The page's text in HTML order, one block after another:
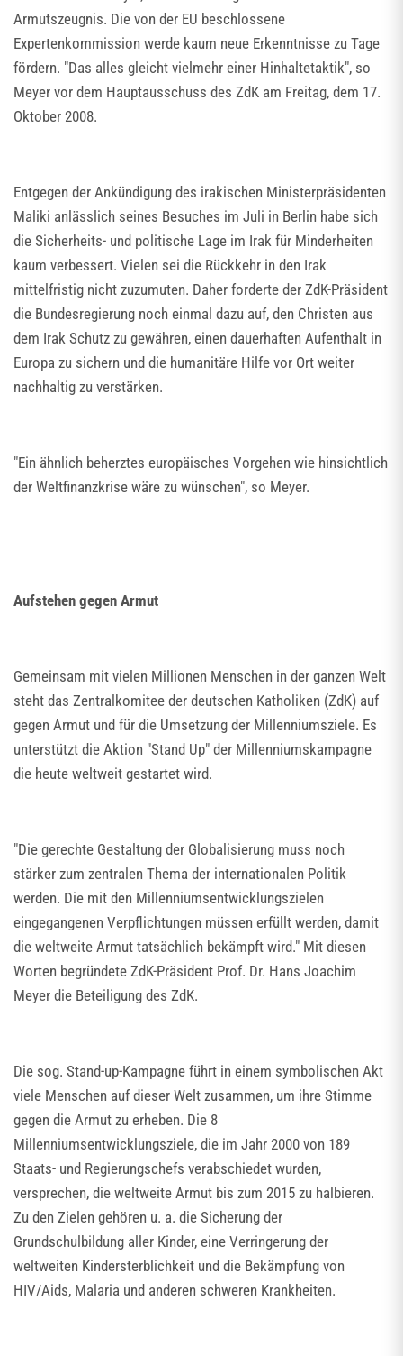
Armutszeugnis. Die von der EU beschlossene
Expertenkommission werde kaum neue Erkenntnisse zu Tage
fördern. "Das alles gleicht vielmehr einer Hinhaltetaktik", so
Meyer vor dem Hauptausschuss des ZdK am Freitag, dem 17.
Oktober 2008.
Entgegen der Ankündigung des irakischen Ministerpräsidenten
Maliki anlässlich seines Besuches im Juli in Berlin habe sich
die Sicherheits- und politische Lage im Irak für Minderheiten
kaum verbessert. Vielen sei die Rückkehr in den Irak
mittelfristig nicht zuzumuten. Daher forderte der ZdK-Präsident
die Bundesregierung noch einmal dazu auf, den Christen aus
dem Irak Schutz zu gewähren, einen dauerhaften Aufenthalt in
Europa zu sichern und die humanitäre Hilfe vor Ort weiter
nachhaltig zu verstärken.
"Ein ähnlich beherztes europäisches Vorgehen wie hinsichtlich
der Weltfinanzkrise wäre zu wünschen", so Meyer.
Aufstehen gegen Armut
Gemeinsam mit vielen Millionen Menschen in der ganzen Welt
steht das Zentralkomitee der deutschen Katholiken (ZdK) auf
gegen Armut und für die Umsetzung der Millenniumsziele. Es
unterstützt die Aktion "Stand Up" der Millenniumskampagne
die heute weltweit gestartet wird.
"Die gerechte Gestaltung der Globalisierung muss noch
stärker zum zentralen Thema der internationalen Politik
werden. Die mit den Millenniumsentwicklungszielen
eingegangenen Verpflichtungen müssen erfüllt werden, damit
die weltweite Armut tatsächlich bekämpft wird." Mit diesen
Worten begründete ZdK-Präsident Prof. Dr. Hans Joachim
Meyer die Beteiligung des ZdK.
Die sog. Stand-up-Kampagne führt in einem symbolischen Akt
viele Menschen auf dieser Welt zusammen, um ihre Stimme
gegen die Armut zu erheben. Die 8
Millenniumsentwicklungsziele, die im Jahr 2000 von 189
Staats- und Regierungschefs verabschiedet wurden,
versprechen, die weltweite Armut bis zum 2015 zu halbieren.
Zu den Zielen gehören u. a. die Sicherung der
Grundschulbildung aller Kinder, eine Verringerung der
weltweiten Kindersterblichkeit und die Bekämpfung von
HIV/Aids, Malaria und anderen schweren Krankheiten.